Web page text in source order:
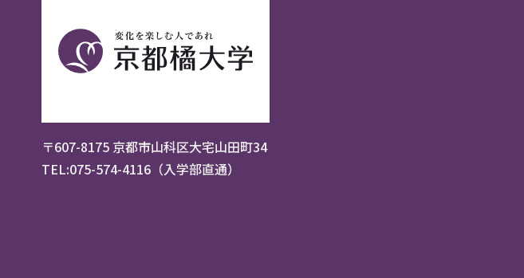
〒607-8175 京都市山科区大宅山田町34
TEL:075-574-4116（入学部直通）